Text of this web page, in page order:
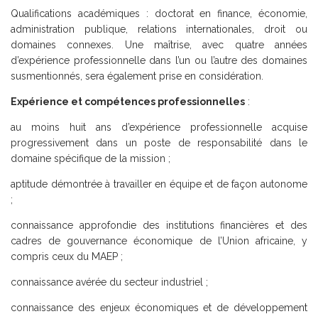
Qualifications académiques : doctorat en finance, économie,
administration publique, relations internationales, droit ou
domaines connexes. Une maîtrise, avec quatre années
d’expérience professionnelle dans l’un ou l’autre des domaines
susmentionnés, sera également prise en considération.
Expérience et compétences professionnelles :
au moins huit ans d’expérience professionnelle acquise
progressivement dans un poste de responsabilité dans le
domaine spécifique de la mission ;
aptitude démontrée à travailler en équipe et de façon autonome
;
connaissance approfondie des institutions financières et des
cadres de gouvernance économique de l’Union africaine, y
compris ceux du MAEP ;
connaissance avérée du secteur industriel ;
connaissance des enjeux économiques et de développement